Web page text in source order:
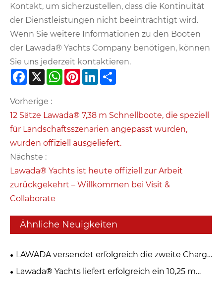
Kontakt, um sicherzustellen, dass die Kontinuität
der Dienstleistungen nicht beeinträchtigt wird.
Wenn Sie weitere Informationen zu den Booten
der Lawada® Yachts Company benötigen, können
Sie uns jederzeit kontaktieren.
Facebook
X WhatsApp
PinterestLinkedIn
Vorherige :
12 Sätze Lawada® 7,38 m Schnellboote, die speziell
für Landschaftsszenarien angepasst wurden,
wurden offiziell ausgeliefert.
Nächste :
Lawada® Yachts ist heute offiziell zur Arbeit
zurückgekehrt – Willkommen bei Visit &
Collaborate
Ähnliche Neuigkeiten
LAWADA versendet erfolgreich die zweite Charge
von 10 Einheiten 255 Schnellbooten
Lawada® Yachts liefert erfolgreich ein 10,25 m